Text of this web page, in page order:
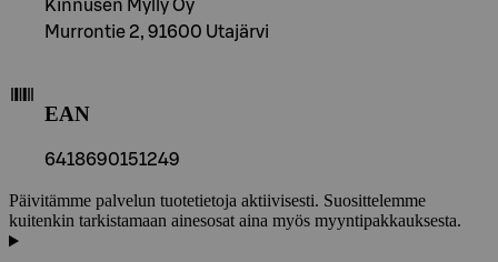
Kinnusen Mylly Oy
Murrontie 2, 91600 Utajärvi
EAN
6418690151249
Päivitämme palvelun tuotetietoja aktiivisesti. Suosittelemme
kuitenkin tarkistamaan ainesosat aina myös myyntipakkauksesta.